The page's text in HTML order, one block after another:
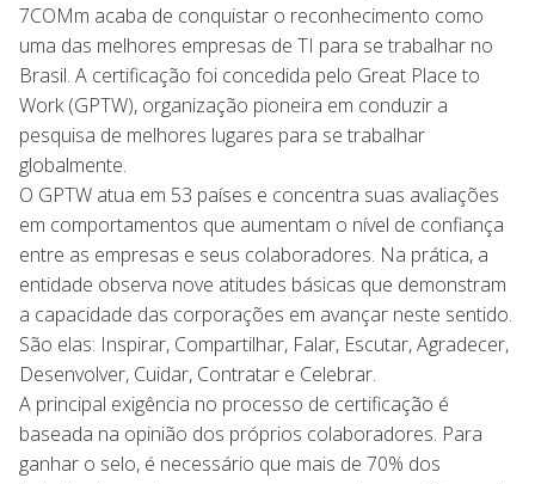
7COMm acaba de conquistar o reconhecimento como
uma das melhores empresas de TI para se trabalhar no
Brasil. A certificação foi concedida pelo Great Place to
Work (GPTW), organização pioneira em conduzir a
pesquisa de melhores lugares para se trabalhar
globalmente.
O GPTW atua em 53 países e concentra suas avaliações
em comportamentos que aumentam o nível de confiança
entre as empresas e seus colaboradores. Na prática, a
entidade observa nove atitudes básicas que demonstram
a capacidade das corporações em avançar neste sentido.
São elas: Inspirar, Compartilhar, Falar, Escutar, Agradecer,
Desenvolver, Cuidar, Contratar e Celebrar.
A principal exigência no processo de certificação é
baseada na opinião dos próprios colaboradores. Para
ganhar o selo, é necessário que mais de 70% dos